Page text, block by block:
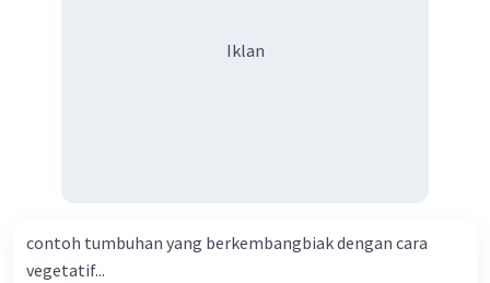
Iklan
contoh tumbuhan yang berkembangbiak dengan cara
vegetatif...